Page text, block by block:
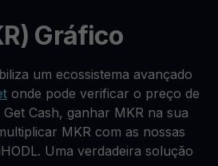
Gráfico
um ecossistema avançado
onde pode verificar o preço de
Cash, ganhar MKR na sua
MKR com as nossas
Uma verdadeira solução